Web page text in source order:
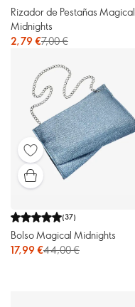
Rizador de Pestañas Magical
Midnights
2,79 €7,00 €
(37)
Bolso Magical Midnights
17,99 €44,00 €